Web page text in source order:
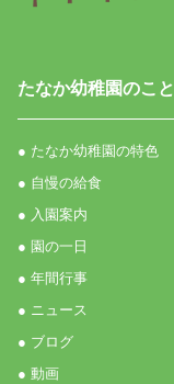
たなか幼稚園のこと
● たなか幼稚園の特色
● 自慢の給食
● 入園案内
● 園の一日
● 年間行事
● ニュース
● ブログ
● 動画